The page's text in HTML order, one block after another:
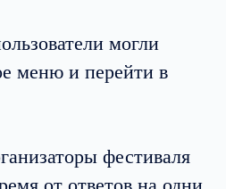
могли
меню и перейти в
фестиваля